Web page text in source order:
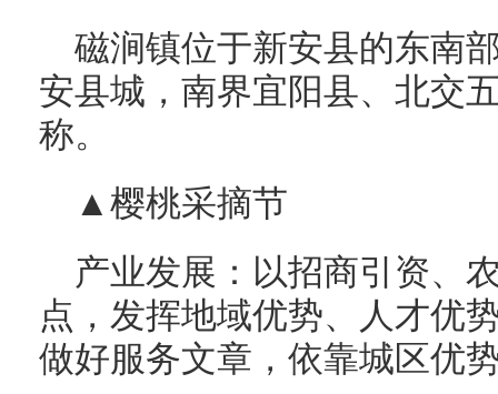
磁涧镇位于新安县的东南
安县城，南界宜阳县、北交
称。
▲樱桃采摘节
产业发展：以招商引资、
点，发挥地域优势、人才优
做好服务文章，依靠城区优